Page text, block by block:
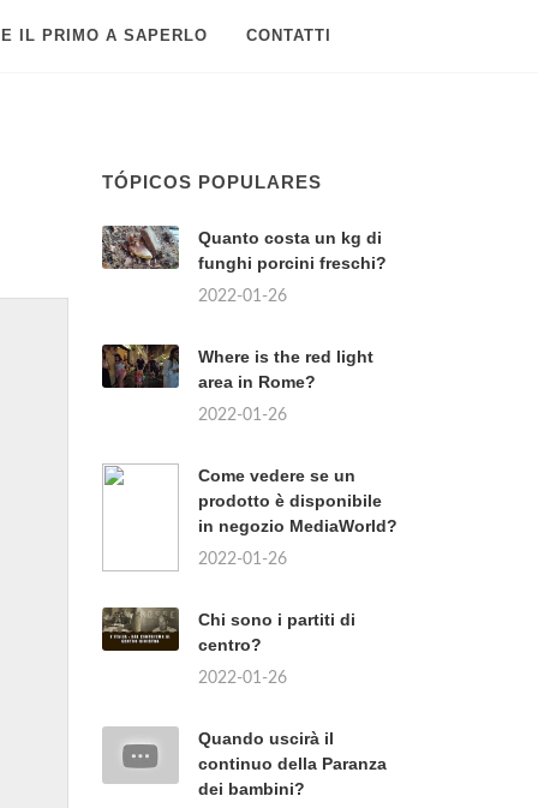
IL PRIMO A SAPERLO CONTATTI
TÓPICOS POPULARES
Quanto costa un kg di
funghi porcini freschi?
2022-01-26
Where is the red light
area in Rome?
2022-01-26
Come vedere se un
prodotto è disponibile
in negozio MediaWorld?
2022-01-26
Chi sono i partiti di
centro?
2022-01-26
Quando uscirà il
continuo della Paranza
dei bambini?